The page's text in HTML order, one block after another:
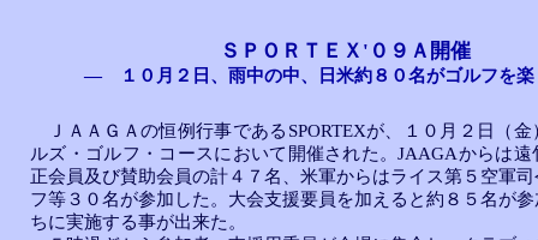
ＪＡＡＧＡの恒例行事であるSPORTEXが、１０月２日（金
ルズ・ゴルフ・コースにおいて開催された。JAAGAからは
正会員及び賛助会員の計４７名、米軍からはライス第５空軍
フ等３０名が参加した。大会支援要員を加えると約８５名が
ちに実施する事が出来た。
ＳＰＯＲＴＥＸ'０９Ａ開催
― １０月２日、雨中の中、日米約８０名がゴルフを